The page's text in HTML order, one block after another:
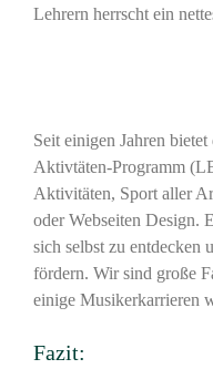
Lehrern herrscht ein
Seit einigen Jahren
Aktivtäten-Programm
Aktivitäten, Sport aller
oder Webseiten Design.
sich selbst zu entdecken
fördern. Wir sind große
einige Musikerkarrieren
Fazit: